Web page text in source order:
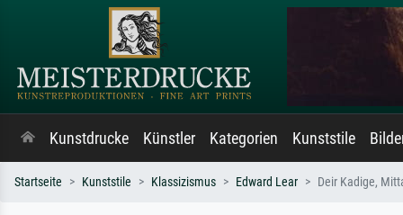
Kunstdrucke Künstler Kategorien Kunststile
Startseite Kunststile Klassizismus Edward Lear Deir Kadige,